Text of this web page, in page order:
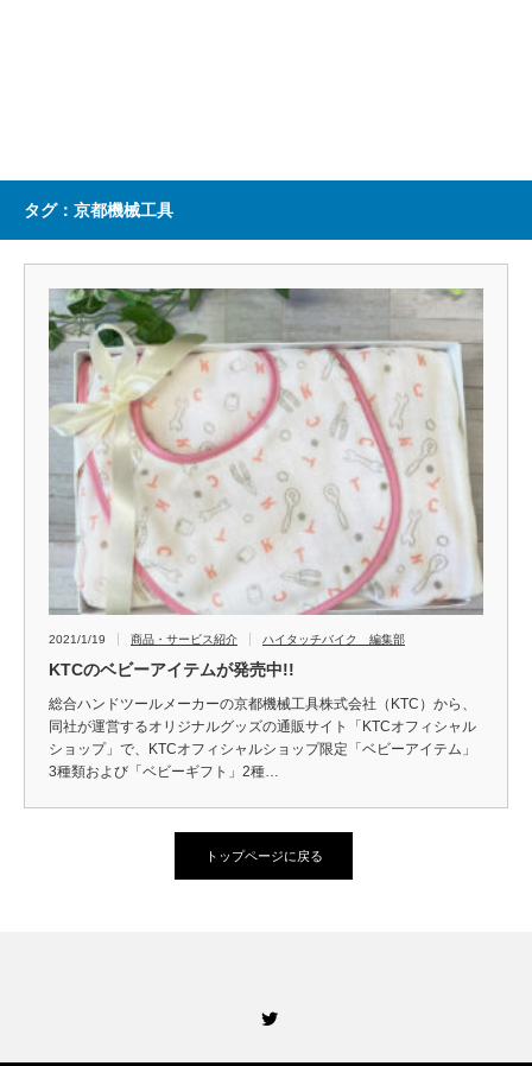
タグ：京都機械工具
2021/1/19 商品・サービス紹介 ハイタッチバイク 編集部
KTCのベビーアイテムが発売中!!
総合ハンドツールメーカーの京都機械工具株式会社（KTC）から、
同社が運営するオリジナルグッズの通販サイト「KTCオフィシャル
ショップ」で、KTCオフィシャルショップ限定「ベビーアイテム」
3種類および「ベビーギフト」2種…
トップページに戻る